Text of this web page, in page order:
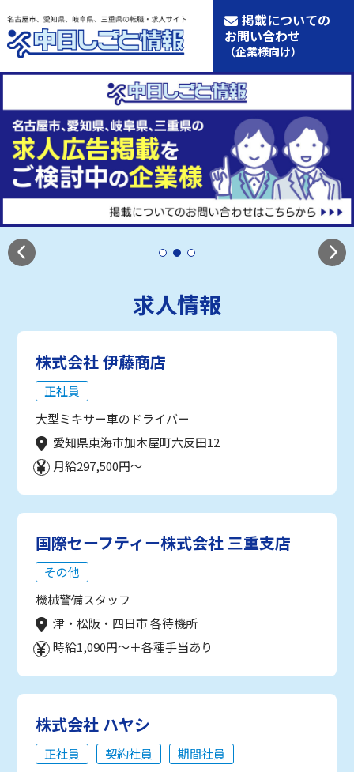
掲載についての
お問い合わせ
（企業様向け）
求人情報
株式会社 伊藤商店
正社員
大型ミキサー車のドライバー
愛知県東海市加木屋町六反田12
月給297,500円～
国際セーフティー株式会社 三重支店
その他
機械警備スタッフ
津・松阪・四日市 各待機所
時給1,090円～＋各種手当あり
株式会社 ハヤシ
正社員 契約社員
期間社員